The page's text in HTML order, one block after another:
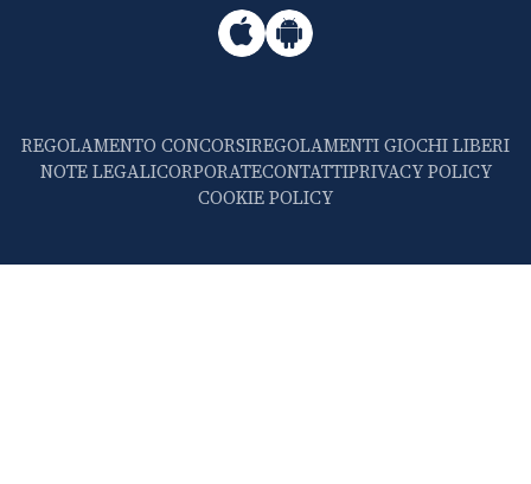
REGOLAMENTO CONCORSIREGOLAMENTI GIOCHI LIBERI
NOTE LEGALICORPORATECONTATTIPRIVACY POLICY
COOKIE POLICY